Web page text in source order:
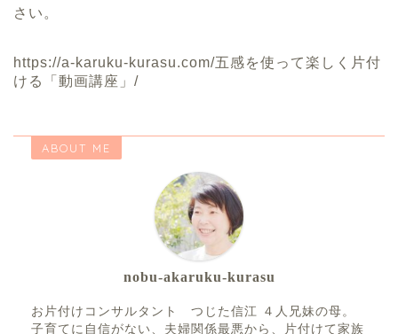
さい。
https://a-karuku-kurasu.com/五感を使って楽しく片付
ける「動画講座」/
ABOUT ME
nobu-akaruku-kurasu
お片付けコンサルタント つじた信江 ４人兄妹の母。
子育てに自信がない、夫婦関係最悪から、片付けて家族